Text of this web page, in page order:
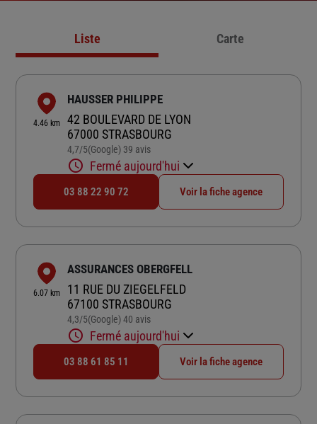
Liste Carte
4.46 km
HAUSSER PHILIPPE
42 BOULEVARD DE LYON
67000 STRASBOURG
4,7/5Note de 4.7 sur 5
(Google) 39 avis
Fermé aujourd'hui
03 88 22 90 72 Voir la fiche agence
6.07 km
ASSURANCES OBERGFELL
11 RUE DU ZIEGELFELD
67100 STRASBOURG
4,3/5Note de 4.3 sur 5
(Google) 40 avis
Fermé aujourd'hui
03 88 61 85 11 Voir la fiche agence